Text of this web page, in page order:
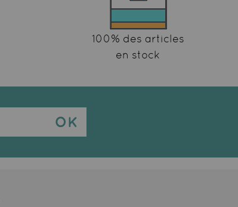
100% des articles
en stock